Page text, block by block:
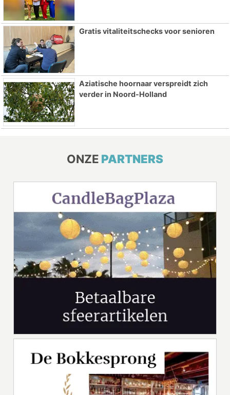
Gratis vitaliteitschecks voor senioren
Aziatische hoornaar verspreidt zich
verder in Noord-Holland
ONZE PARTNERS